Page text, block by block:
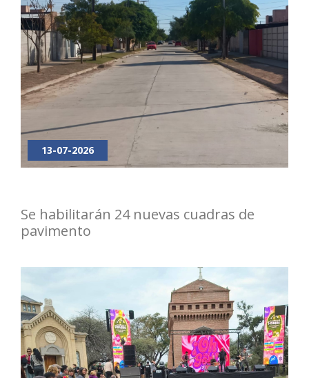
13-07-2026
Se habilitarán 24 nuevas cuadras de
pavimento